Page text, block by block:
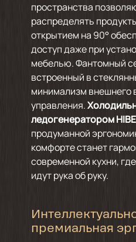
пространства
распределять
открытием на 90°
доступ даже при
мебелью. Фантомный
встроенный в
минимализм внешнего
управления.
ледогенератором
продуманной
комфорте станет
современной кухни,
идут рука об руку.
премиальная